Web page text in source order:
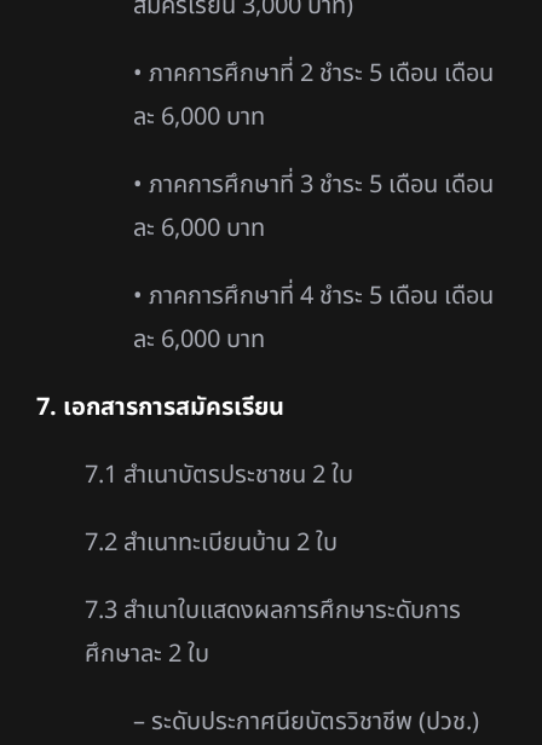
• ภาคการศึกษาที่ 2 ชำระ 5 เดือน เดือน
ละ 6,000 บาท
• ภาคการศึกษาที่ 3 ชำระ 5 เดือน เดือน
ละ 6,000 บาท
• ภาคการศึกษาที่ 4 ชำระ 5 เดือน เดือน
ละ 6,000 บาท
7. เอกสารการสมัครเรียน
7.1 สำเนาบัตรประชาชน 2 ใบ
7.2 สำเนาทะเบียนบ้าน 2 ใบ
7.3 สำเนาใบแสดงผลการศึกษาระดับการ
ศึกษาละ 2 ใบ
– ระดับประกาศนียบัตรวิชาชีพ (ปวช.)